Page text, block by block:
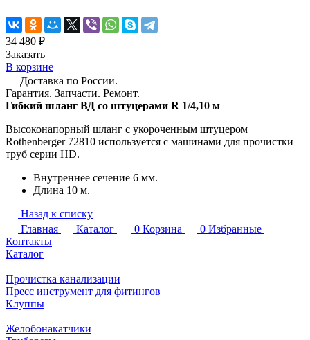
34 480 ₽
Заказать
В корзине
Доставка по России.
Гарантия. Запчасти. Ремонт.
Гибкий шланг ВД со штуцерами R 1/4,10 м
Высоконапорный шланг с укороченным штуцером
Rothenberger 72810 используется с машинами для прочистки
труб серии HD.
Внутреннее сечение 6 мм.
Длина 10 м.
Назад к списку
Главная
Каталог 0 Корзина 0 Избранные
Контакты
Каталог
Прочистка канализации
Пресс инструмент для фитингов
Клуппы
Желобонакатчики